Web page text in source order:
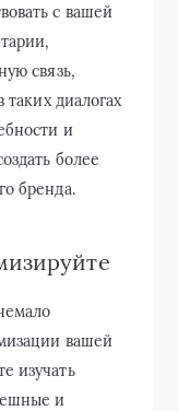
с вашей
связь,
таких диалогах
и
более
бренда.
вашей
изучать
и